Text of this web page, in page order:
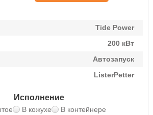
Tide Power
200 кВт
Автозапуск
ListerPetter
Исполнение
В кожухе В контейнере